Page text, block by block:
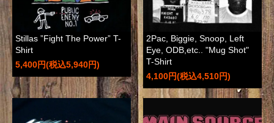
Stillas ”Fight The Power” T-
Shirt
5,400円(税込5,940円)
2Pac, Biggie, Snoop, Left
Eye, ODB,etc.. "Mug Shot"
T-Shirt
4,100円(税込4,510円)